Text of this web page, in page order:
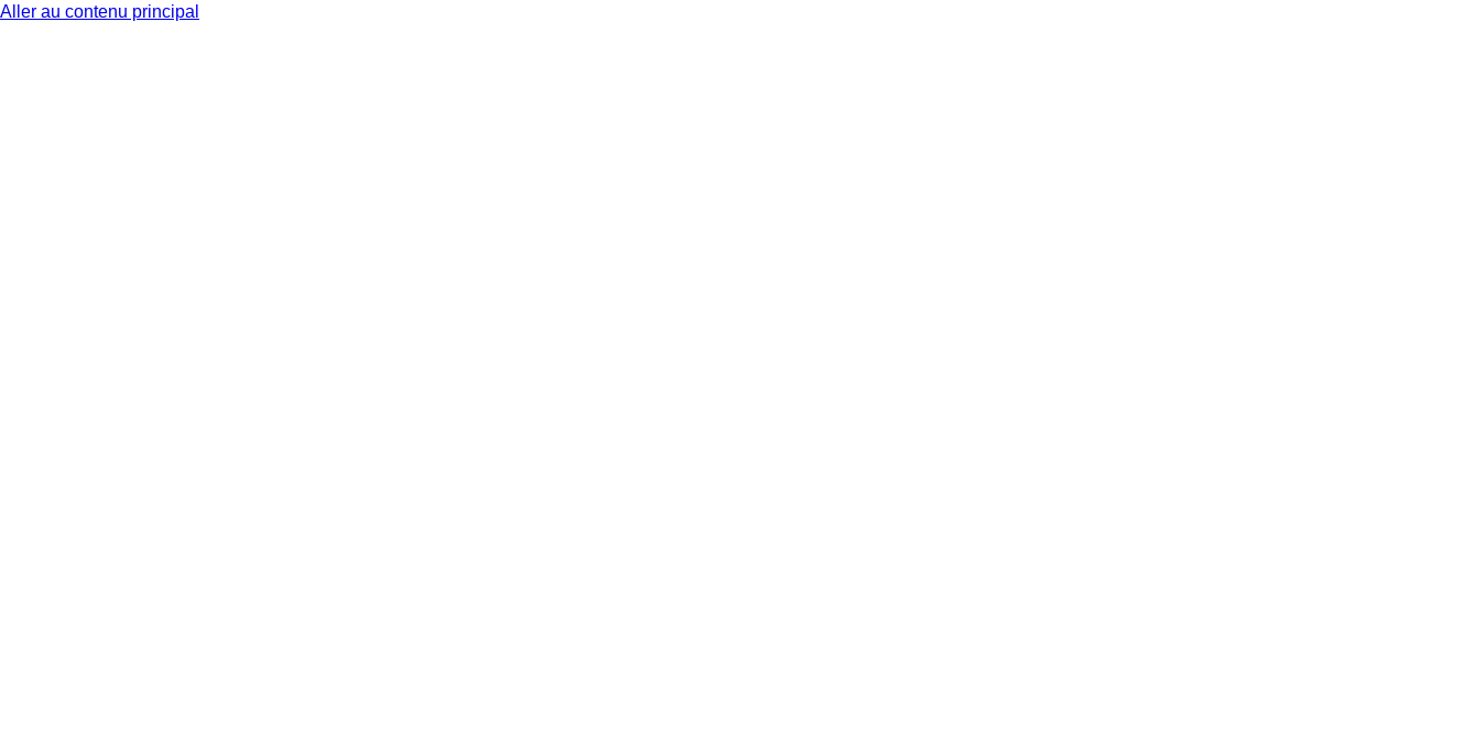
Aller au contenu principal